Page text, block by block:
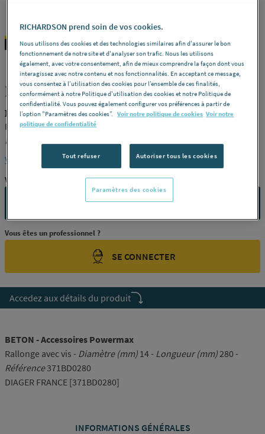
DIAGER REF : 229S7
BETON - Accessoires Powermax
DIAGER 371BD0280
Rallonge avec vis -Diamètre (mm)
Référence
Voir la description complète
Vous avez un projet ?
CONTACTEZ-NOUS
Vous êtes un professionnel ?
SE CONNECTER
Accedez aux détails du produit
BETON - Accessoires Powermax
Rallonge avec vis - Diamètre (mm) 14 - Longueur (mm)280 -
Référence371BD0280
DIAGER FRANCE [371BD0280]
INFORMATIONS GÉNÉRALES
RICHARDSON prend soin de vos cookies.
Nous utilisons des cookies et des technologies similaires afin d'assurer le bon
fonctionnement de notre site et d'analyser son trafic. Nous les utilisons
également, avec votre consentement, afin de mieux comprendre la façon dont vous
interagissez avec notre contenu et nos fonctionnalités. En acceptant ce message,
vous consentez à l’utilisation des cookies pour l’ensemble de ces finalités,
conformément à notre Politique d'utilisation des cookies et notre Politique de
confidentialité. Vous pouvez également configurer vos préférences à partir de
l’option "Paramètres des cookies”. Voir notre politique de cookies Voir notre
politique de confidentialité
Tout refuser Autoriser tous les cookies
Paramètres des cookies